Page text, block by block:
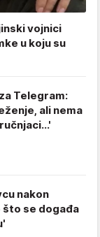
vojnici
u koju su
Telegram:
ali nema
nakon
što se događa